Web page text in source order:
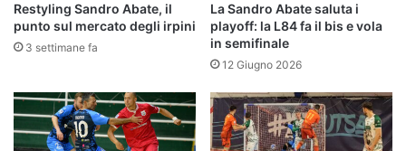
Restyling Sandro Abate, il
punto sul mercato degli irpini
3 settimane fa
La Sandro Abate saluta i
playoff: la L84 fa il bis e vola
in semifinale
12 Giugno 2026